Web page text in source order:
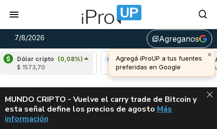
7/8/2026 library_addAgreganos
×
Agregá iProUP a tus fuentes
preferidas en Google
Dólar cripto (0,08%)
$ 1573,70
Ripple (-1,72%)
u$s 1,03
Cardano (4,90%)
u$s 0,20
u$s
ALERTA
MUNDO CRIPTO - Vuelve el carry trade de Bitcoin y
esta señal define los precios de agosto VUELVE EL
Más
información